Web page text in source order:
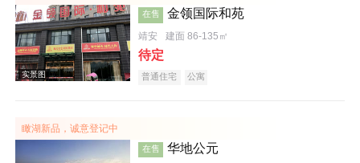
效果图
在售 金领国际和苑
靖安 建面 86-135㎡
待定
普通住宅 公寓
瞰湖新品，诚意登记中
在售 华地公元